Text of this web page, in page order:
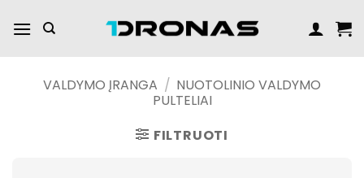
turinį
VALDYMO ĮRANGA / NUOTOLINIO VALDYMO
PULTELIAI
FILTRUOTI